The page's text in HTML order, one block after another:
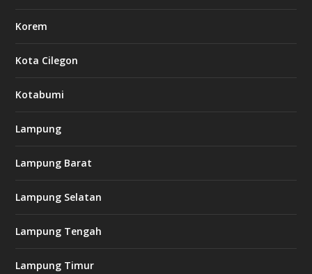
Korem
Kota Cilegon
Kotabumi
Lampung
Lampung Barat
Lampung Selatan
Lampung Tengah
Lampung Timur